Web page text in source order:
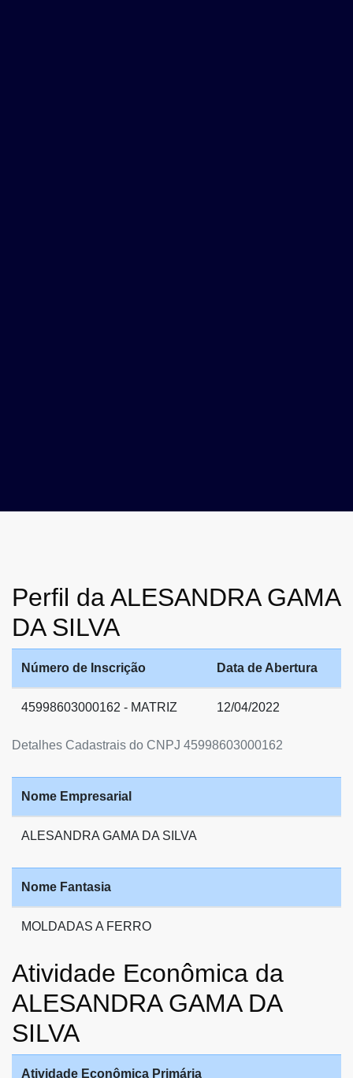
Perfil da ALESANDRA GAMA
DA SILVA
Detalhes Cadastrais do CNPJ 45998603000162
Número de Inscrição Data de Abertura
45998603000162 - MATRIZ 12/04/2022
Nome Empresarial
ALESANDRA GAMA DA SILVA
Nome Fantasia
MOLDADAS A FERRO
Atividade Econômica da
ALESANDRA GAMA DA
SILVA
Atividade Econômica Primária